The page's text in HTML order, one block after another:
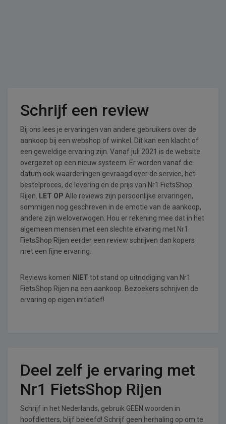
Schrijf een review
Bij ons lees je ervaringen van andere gebruikers over de
aankoop bij een webshop of winkel. Dit kan een klacht of
een geweldige ervaring zijn. Vanaf juli 2021 is de website
overgezet op een nieuw systeem. Er worden vanaf die
datum ook waarderingen gevraagd over de service, het
bestelproces, de levering en de prijs van Nr1 FietsShop
Rijen.
LET OP Alle reviews zijn persoonlijke ervaringen,
sommigen nog geschreven in de emotie van de aankoop,
andere zijn weloverwogen. Hou er rekening mee dat in het
algemeen mensen met een slechte ervaring met Nr1
FietsShop Rijen eerder een review schrijven dan kopers
met een fijne ervaring.
Reviews komen NIET tot stand op uitnodiging van Nr1
FietsShop Rijen na een aankoop. Bezoekers schrijven de
ervaring op eigen initiatief!
Deel zelf je ervaring met
Nr1 FietsShop Rijen
Schrijf in het Nederlands, gebruik GEEN woorden in
hoofdletters, blijf beleefd! Schrijf geen herhaling op om te